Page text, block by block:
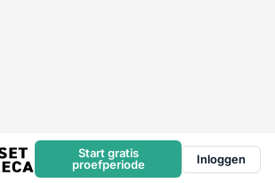
Start gratis
proefperiode
Inloggen